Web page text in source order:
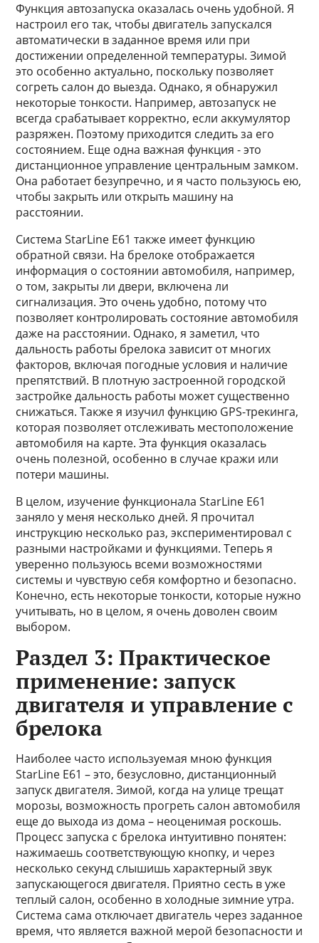
Функция автозапуска оказалась очень удобной. Я
настроил его так, чтобы двигатель запускался
автоматически в заданное время или при
достижении определенной температуры. Зимой
это особенно актуально, поскольку позволяет
согреть салон до выезда. Однако, я обнаружил
некоторые тонкости. Например, автозапуск не
всегда срабатывает корректно, если аккумулятор
разряжен. Поэтому приходится следить за его
состоянием. Еще одна важная функция - это
дистанционное управление центральным замком.
Она работает безупречно, и я часто пользуюсь ею,
чтобы закрыть или открыть машину на
расстоянии.
Система StarLine E61 также имеет функцию
обратной связи. На брелоке отображается
информация о состоянии автомобиля, например,
о том, закрыты ли двери, включена ли
сигнализация. Это очень удобно, потому что
позволяет контролировать состояние автомобиля
даже на расстоянии. Однако, я заметил, что
дальность работы брелока зависит от многих
факторов, включая погодные условия и наличие
препятствий. В плотную застроенной городской
застройке дальность работы может существенно
снижаться. Также я изучил функцию GPS-трекинга,
которая позволяет отслеживать местоположение
автомобиля на карте. Эта функция оказалась
очень полезной, особенно в случае кражи или
потери машины.
В целом, изучение функционала StarLine E61
заняло у меня несколько дней. Я прочитал
инструкцию несколько раз, экспериментировал с
разными настройками и функциями. Теперь я
уверенно пользуюсь всеми возможностями
системы и чувствую себя комфортно и безопасно.
Конечно, есть некоторые тонкости, которые нужно
учитывать, но в целом, я очень доволен своим
выбором.
Раздел 3: Практическое
применение: запуск
двигателя и управление с
брелока
Наиболее часто используемая мною функция
StarLine E61 – это, безусловно, дистанционный
запуск двигателя. Зимой, когда на улице трещат
морозы, возможность прогреть салон автомобиля
еще до выхода из дома – неоценимая роскошь.
Процесс запуска с брелока интуитивно понятен:
нажимаешь соответствующую кнопку, и через
несколько секунд слышишь характерный звук
запускающегося двигателя. Приятно сесть в уже
теплый салон, особенно в холодные зимние утра.
Система сама отключает двигатель через заданное
время, что является важной мерой безопасности и